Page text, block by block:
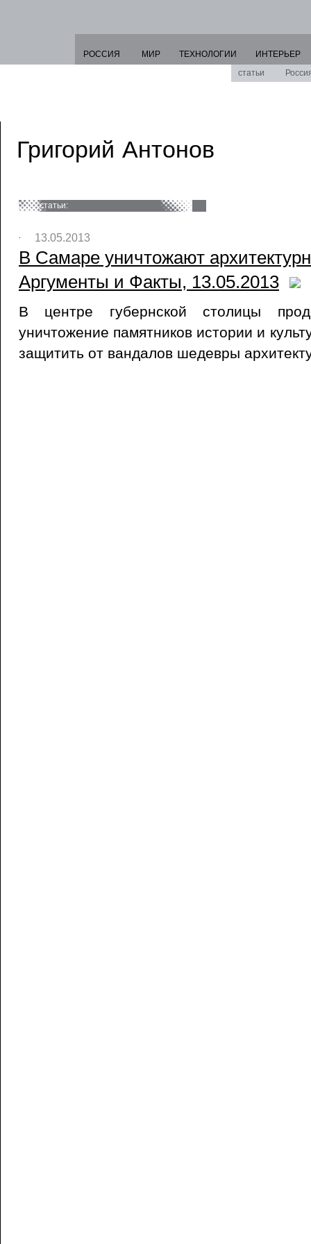
РОССИЯ МИР ТЕХНОЛОГИИ
ИНТЕРЬЕР
статьи
Григорий Антонов
статьи:
13.05.2013
В Самаре уничтожают
Аргументы и Факты, 13.05.2013
В центре губернской столицы
уничтожение памятников истории и
защитить от вандалов шедевры